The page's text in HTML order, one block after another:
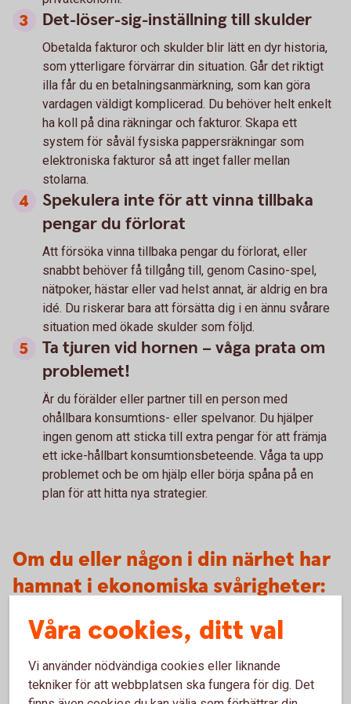
Det-löser-sig-inställning till skulder
Obetalda fakturor och skulder blir lätt en dyr historia,
som ytterligare förvärrar din situation. Går det riktigt
illa får du en betalningsanmärkning, som kan göra
vardagen väldigt komplicerad. Du behöver helt enkelt
ha koll på dina räkningar och fakturor. Skapa ett
system för såväl fysiska pappersräkningar som
elektroniska fakturor så att inget faller mellan
stolarna.
Spekulera inte för att vinna tillbaka
pengar du förlorat
Att försöka vinna tillbaka pengar du förlorat, eller
snabbt behöver få tillgång till, genom Casino-spel,
nätpoker, hästar eller vad helst annat, är aldrig en bra
idé. Du riskerar bara att försätta dig i en ännu svårare
situation med ökade skulder som följd.
Ta tjuren vid hornen – våga prata om
problemet!
Är du förälder eller partner till en person med
ohållbara konsumtions- eller spelvanor. Du hjälper
ingen genom att sticka till extra pengar för att främja
ett icke-hållbart konsumtionsbeteende. Våga ta upp
problemet och be om hjälp eller börja spåna på en
plan för att hitta nya strategier.
Om du eller någon i din närhet har
hamnat i ekonomiska svårigheter:
Många kommuner, och storstadsområden, erbjuder
budget- och skuldrådgivare som ger råd och stöd för
att få ordning på din ekonomi.
Konsumentverket arbetar med att hjälpa konsumenter
Våra cookies, ditt val
Vi använder nödvändiga cookies eller liknande
tekniker för att webbplatsen ska fungera för dig. Det